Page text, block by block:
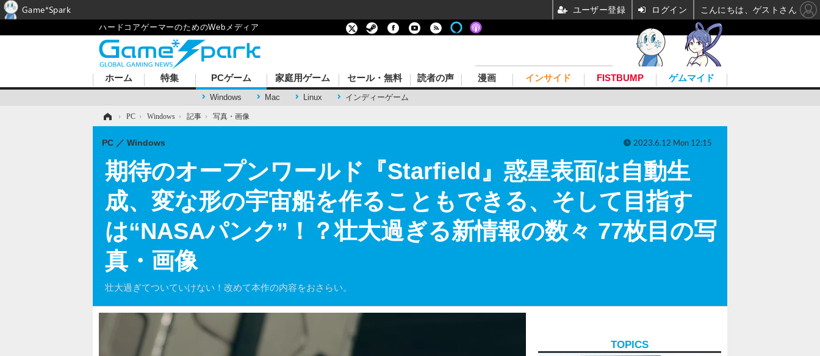
ハードコアゲーマーのためのWebメディア
ホーム 特集 PCゲーム
Windows Mac Linux インディーゲーム
家庭用ゲーム セール・無料 読者の声 漫画 インサイド FISTBUMP ゲムマイド
› PC › Windows › 記事 › 写真・画像
期待のオープンワールド『Starfield』惑星表面は自動生
成、変な形の宇宙船を作ることもできる、そして目指す
は“NASAパンク”！？壮大過ぎる新情報の数々 77枚目の写
真・画像
壮大過ぎてついていけない！改めて本作の内容をおさらい。
PC Windows 2023.6.12 Mon 12:15
TOPICS
Game*Spark ユーザー登録 ログイン こんにちは、ゲストさん